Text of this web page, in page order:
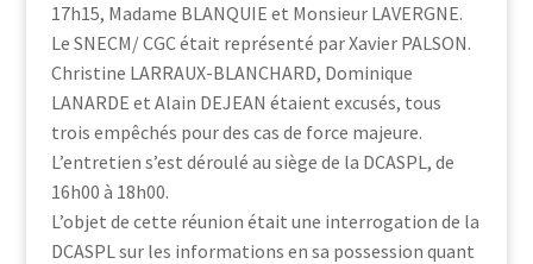
17h15, Madame BLANQUIE et Monsieur LAVERGNE.
Le SNECM/ CGC était représenté par Xavier PALSON.
Christine LARRAUX-BLANCHARD, Dominique
LANARDE et Alain DEJEAN étaient excusés, tous
trois empêchés pour des cas de force majeure.
L’entretien s’est déroulé au siège de la DCASPL, de
16h00 à 18h00.
L’objet de cette réunion était une interrogation de la
DCASPL sur les informations en sa possession quant